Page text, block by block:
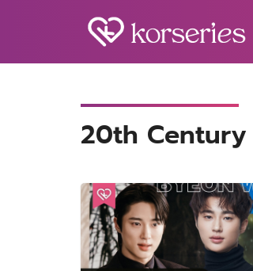
20th Century